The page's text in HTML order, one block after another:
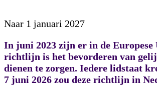
Naar 1 januari 2027
In juni 2023 zijn er in de
richtlijn is het bevorderen van
dienen te zorgen. Iedere lidstaat
7 juni 2026 zou deze richtlijn in